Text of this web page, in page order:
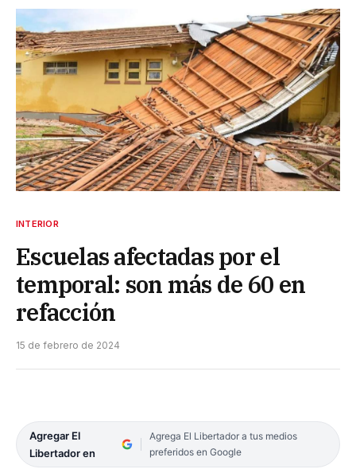
INTERIOR
Escuelas afectadas por el
temporal: son más de 60 en
refacción
15 de febrero de 2024
Agregar El
Libertador en
Agrega El Libertador a tus medios
preferidos en Google